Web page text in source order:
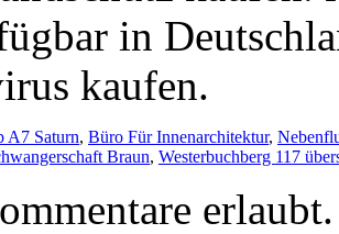
A7 Saturn, Büro Für Innenarchitektur,
Braun, Westerbuchberg 117
erlaubt.